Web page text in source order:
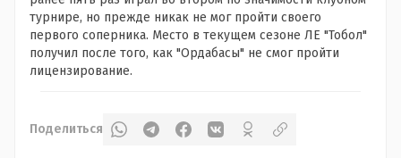
турнире, но прежде никак не мог пройти своего
первого соперника. Место в текущем сезоне ЛЕ "Тобол"
получил после того, как "Ордабасы" не смог пройти
лицензирование.
Поделиться